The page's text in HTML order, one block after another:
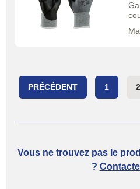
PRÉCÉDENT 1 2
Vous ne trouvez pas le
?